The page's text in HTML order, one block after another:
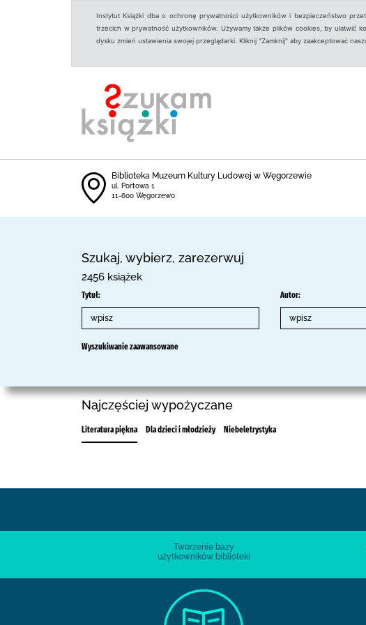
Instytut Książki dba o ochronę prywatności użytkowników i bezpieczeństwo
trzecich w prywatność użytkowników. Używamy także plików cookies, by ułatwić
dysku zmień ustawienia swojej przeglądarki. Kliknij "Zamknij" aby zaakceptować
Biblioteka Muzeum Kultury Ludowej w Węgorzewie
ul. Portowa 1
11-600 Węgorzewo
Szukaj, wybierz, zarezerwuj
2456 książek
Tytuł: Autor:
Wyszukiwanie zaawansowane
Najczęściej wypożyczane
Literatura piękna Dla dzieci i młodzieży Niebeletrystyka
Tworzenie bazy
użytkowników biblioteki